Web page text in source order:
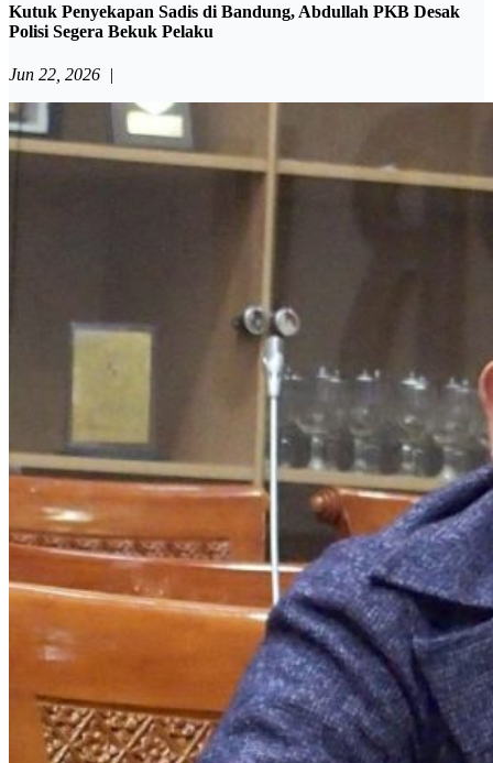
Kutuk Penyekapan Sadis di Bandung, Abdullah PKB Desak
Polisi Segera Bekuk Pelaku
Jun 22, 2026 |